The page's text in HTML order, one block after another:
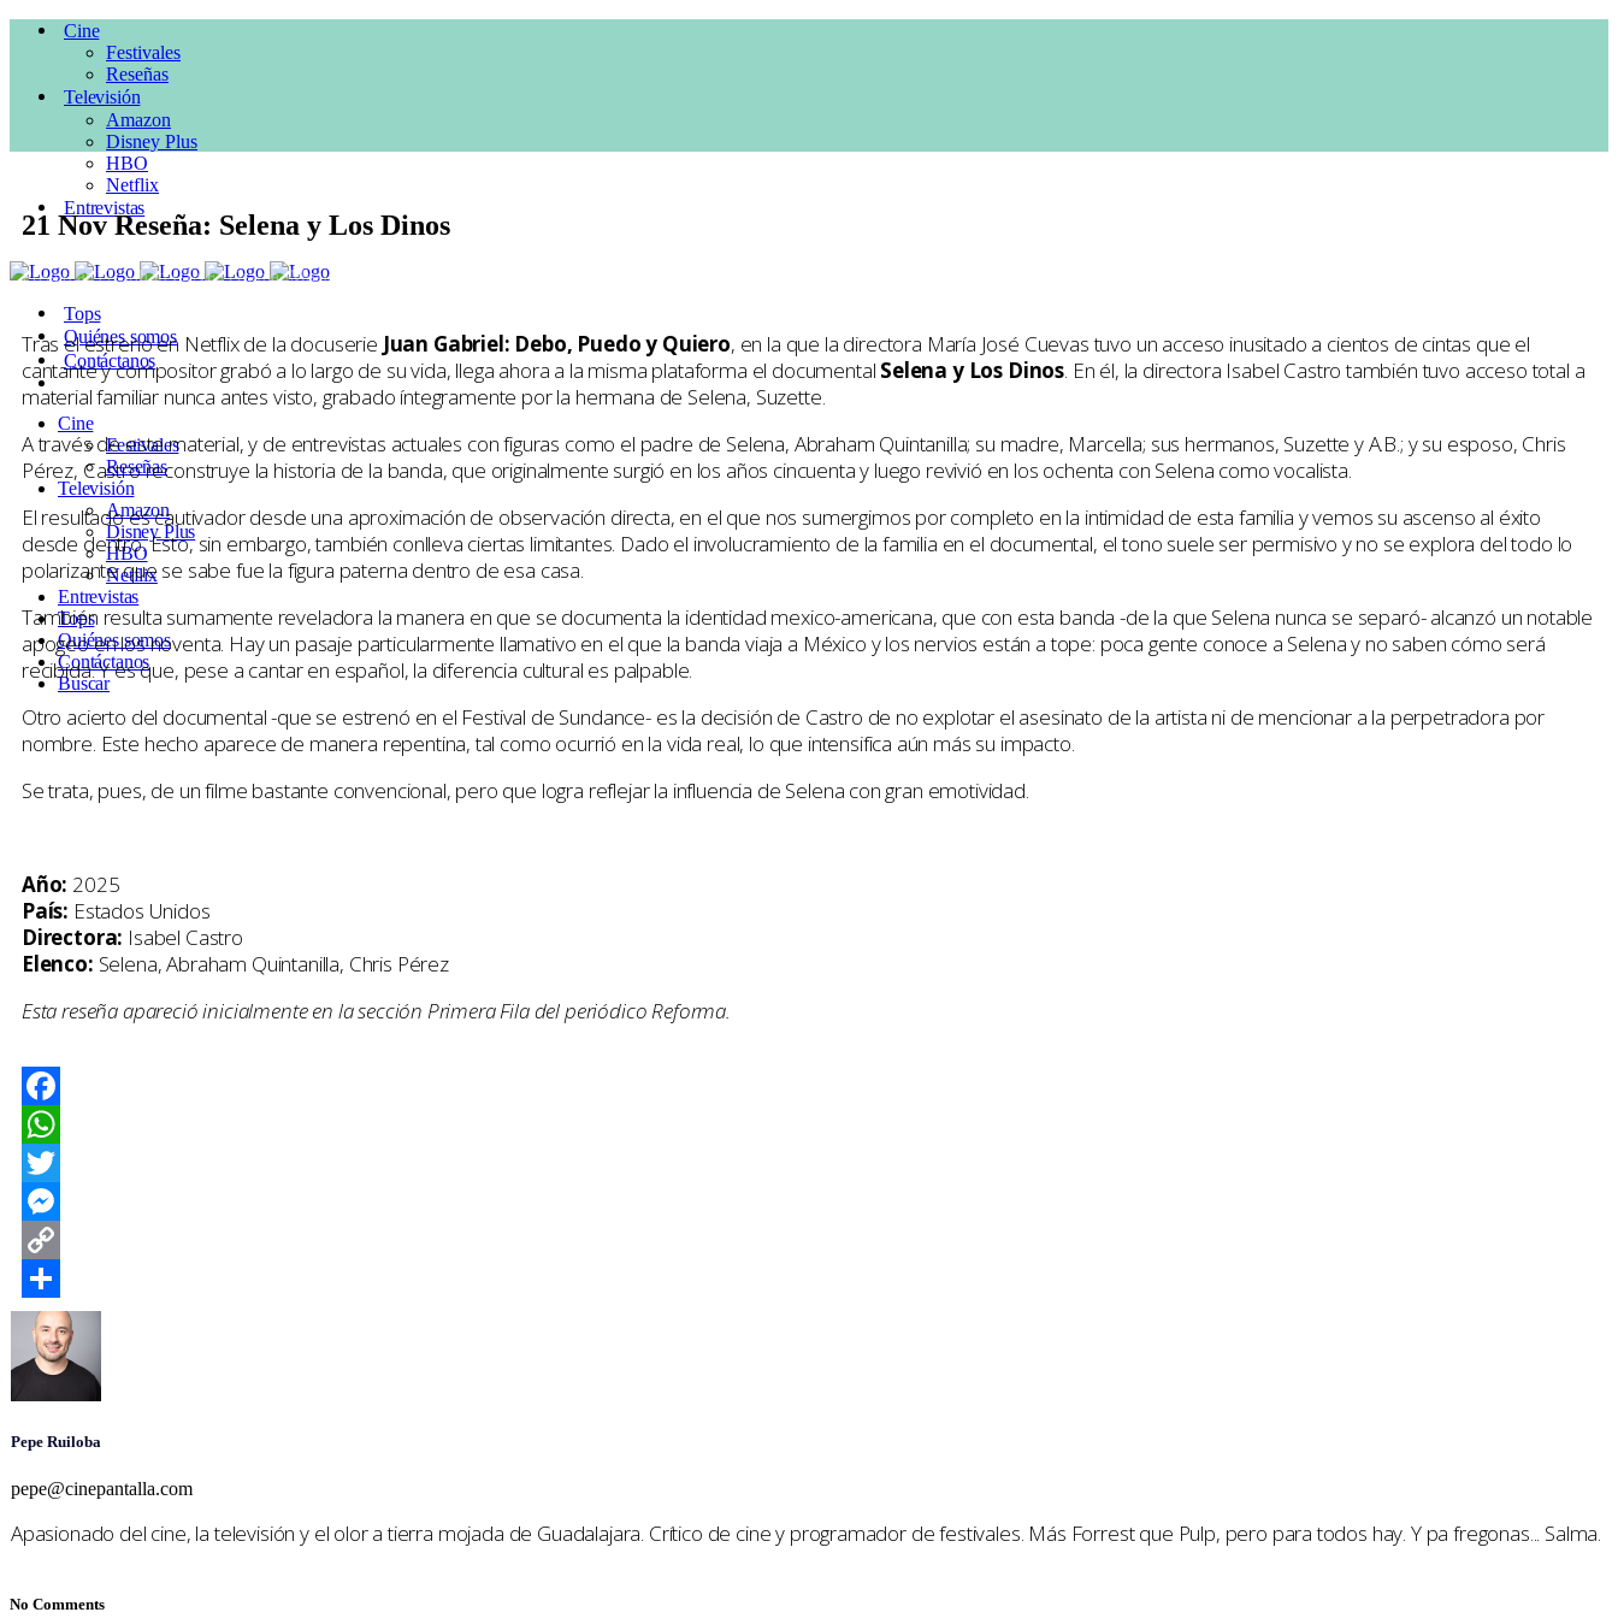
Cine
Festivales
Reseñas
Televisión
Amazon
Disney Plus
HBO
Netflix
Entrevistas
Tops
Quiénes somos
Contáctanos
Cine
Festivales
Reseñas
Televisión
Amazon
Disney Plus
HBO
Netflix
Entrevistas
Tops
Quiénes somos
Contáctanos
Buscar
21 NovReseña: Selena y Los Dinos
Posted at 17:50hinCINE,Drama,Musical
Tras el estreno en Netflix de la docuserie Juan Gabriel: Debo, Puedo y Quiero, en la que la directora María José Cuevas tuvo un acceso inusitado a cientos de cintas que el
cantante y compositor grabó a lo largo de su vida, llega ahora a la misma plataforma el documental Selena y Los Dinos. En él, la directora Isabel Castro también tuvo acceso total a
material familiar nunca antes visto, grabado íntegramente por la hermana de Selena, Suzette.
A través de este material, y de entrevistas actuales con figuras como el padre de Selena, Abraham Quintanilla; su madre, Marcella; sus hermanos, Suzette y A.B.; y su esposo, Chris
Pérez, Castro reconstruye la historia de la banda, que originalmente surgió en los años cincuenta y luego revivió en los ochenta con Selena como vocalista.
El resultado es cautivador desde una aproximación de observación directa, en el que nos sumergimos por completo en la intimidad de esta familia y vemos su ascenso al éxito
desde dentro. Esto, sin embargo, también conlleva ciertas limitantes. Dado el involucramiento de la familia en el documental, el tono suele ser permisivo y no se explora del todo lo
polarizante que se sabe fue la figura paterna dentro de esa casa.
También resulta sumamente reveladora la manera en que se documenta la identidad mexico-americana, que con esta banda -de la que Selena nunca se separó- alcanzó un notable
apogeo en los noventa. Hay un pasaje particularmente llamativo en el que la banda viaja a México y los nervios están a tope: poca gente conoce a Selena y no saben cómo será
recibida. Y es que, pese a cantar en español, la diferencia cultural es palpable.
Otro acierto del documental -que se estrenó en el Festival de Sundance- es la decisión de Castro de no explotar el asesinato de la artista ni de mencionar a la perpetradora por
nombre. Este hecho aparece de manera repentina, tal como ocurrió en la vida real, lo que intensifica aún más su impacto.
Se trata, pues, de un filme bastante convencional, pero que logra reflejar la influencia de Selena con gran emotividad.
Año: 2025
País: Estados Unidos
Directora: Isabel Castro
Elenco: Selena, Abraham Quintanilla, Chris Pérez
Esta reseña apareció inicialmente en la sección Primera Fila del periódico Reforma.
Facebook
WhatsApp
Twitter
Messenger
Copy
Link
Compartir
Pepe Ruiloba
pepe@cinepantalla.com
Apasionado del cine, la televisión y el olor a tierra mojada de Guadalajara. Crítico de cine y programador de festivales. Más Forrest que Pulp, pero para todos hay. Y pa fregonas... Salma.
No Comments